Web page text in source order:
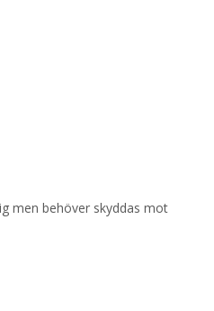
men behöver skyddas mot